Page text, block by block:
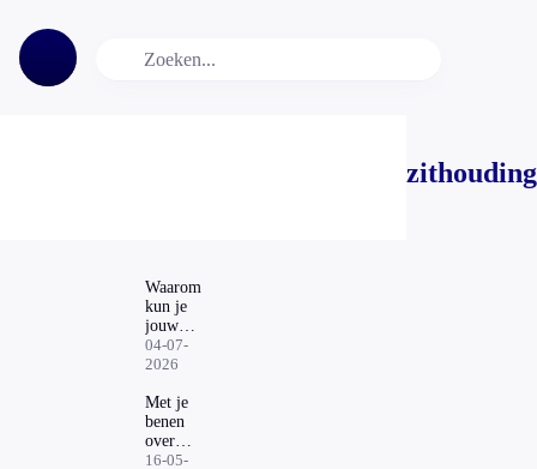
zithouding
Waarom
kun je
jouw
telefoon
beter niet
naar de
WC?
04-07-
2026
Met je
benen
over
elkaar
16-05-